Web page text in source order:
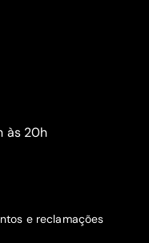
às 20h
e reclamações